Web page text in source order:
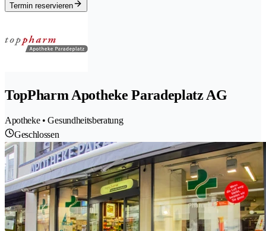
Termin reservieren
TopPharm Apotheke Paradeplatz AG
Apotheke • Gesundheitsberatung
Geschlossen